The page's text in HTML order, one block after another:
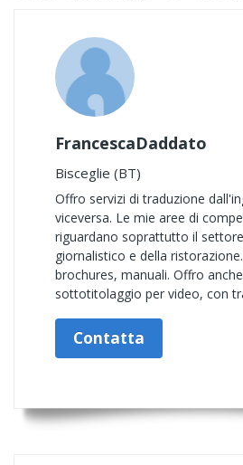
FrancescaDaddato
Bisceglie (BT)
Offro servizi di traduzione
viceversa. Le mie aree di
riguardano soprattutto il
giornalistico e della
brochures, manuali. Offro
sottotitolaggio per video, con
Contatta